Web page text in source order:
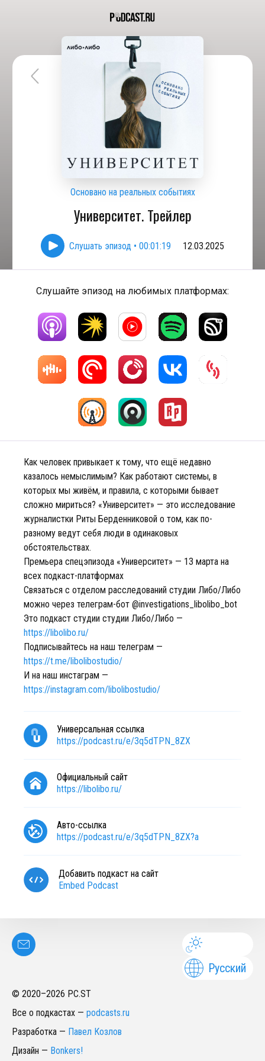
Основано на реальных событиях
Университет. Трейлер
Слушать эпизод • 00:01:19 12.03.2025
Слушайте эпизод на любимых платформах:
Как человек привыкает к тому, что ещё недавно
казалось немыслимым? Как работают системы, в
которых мы живём, и правила, с которыми бывает
сложно мириться? «Университет» — это исследование
журналистки Риты Берденниковой о том, как по-
разному ведут себя люди в одинаковых
обстоятельствах.
Премьера спецэпизода «Университет» — 13 марта на
всех подкаст-платформах
Связаться с отделом расследований студии Либо/Либо
можно через телеграм-бот @investigations_libolibo_bot
Это подкаст студии студии Либо/Либо —
https://libolibo.ru/
Подписывайтесь на наш телеграм —
https://t.me/libolibostudio/
И на наш инстаграм —
https://instagram.com/libolibostudio/
Универсальная ссылка
https://podcast.ru/e/3q5dTPN_8ZX
Официальный сайт
https://libolibo.ru/
Авто-ссылка
https://podcast.ru/e/3q5dTPN_8ZX?a
Добавить подкаст на сайт
Embed Podcast
Русский
© 2020–2026 PC.ST
Все о подкастах — podcasts.ru
Разработка — Павел Козлов
Дизайн — Bonkers!